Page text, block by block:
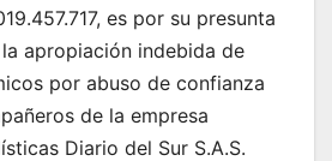
es por su presunta
apropiación indebida de
por abuso de confianza
de la empresa
Diario del Sur S.A.S.